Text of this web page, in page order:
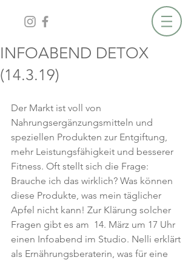
INFOABEND DETOX
(14.3.19)
Der Markt ist voll von
Nahrungsergänzungsmitteln und
speziellen Produkten zur Entgiftung,
mehr Leistungsfähigkeit und besserer
Fitness. Oft stellt sich die Frage:
Brauche ich das wirklich? Was können
diese Produkte, was mein täglicher
Apfel nicht kann! Zur Klärung solcher
Fragen gibt es am  14. März um 17 Uhr
einen Infoabend im Studio. Nelli erklärt
als Ernährungsberaterin, was für eine